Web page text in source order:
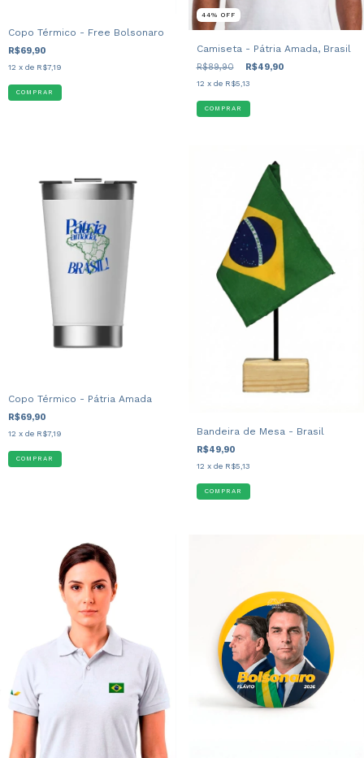
Copo Térmico - Free Bolsonaro
R$69,90
12 x de R$7,19
44% OFF
Camiseta - Pátria Amada, Brasil
R$89,90 R$49,90
12 x de R$5,13
COMPRAR
Copo Térmico - Pátria Amada
R$69,90
12 x de R$7,19 Bandeira de Mesa - Brasil
R$49,90
12 x de R$5,13